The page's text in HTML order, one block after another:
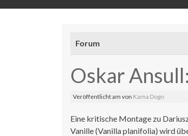
Forum
Oskar
Veröffentlicht am von Kama Dogo
Eine kritische Montage zu
Vanille (Vanilla planifolia) wird